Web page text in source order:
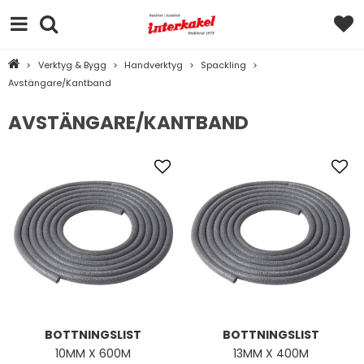
> Verktyg & Bygg > Handverktyg > Spackling
>
Avstängare/Kantband
AVSTÄNGARE/KANTBAND
BOTTNINGSLIST
10MM X 600M
BOTTNINGSLIST
13MM X 400M